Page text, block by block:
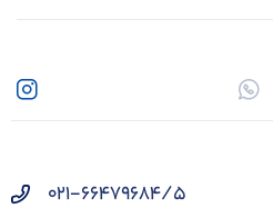
021-66479684/5